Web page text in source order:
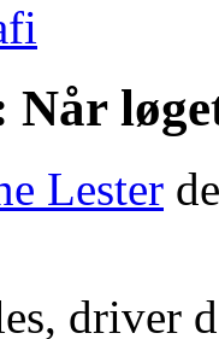
Når
Lester
driver